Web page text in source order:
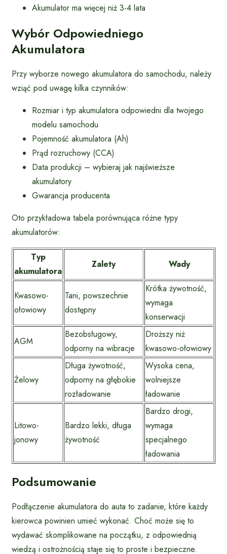
Akumulator ma więcej niż 3-4 lata
Wybór Odpowiedniego
Akumulatora
Przy wyborze nowego akumulatora do samochodu, należy
wziąć pod uwagę kilka czynników:
Rozmiar i typ akumulatora odpowiedni dla twojego
modelu samochodu
Pojemność akumulatora (Ah)
Prąd rozruchowy (CCA)
Data produkcji – wybieraj jak najświeższe
akumulatory
Gwarancja producenta
Oto przykładowa tabela porównująca różne typy
akumulatorów:
Typ
akumulatora
Zalety Wady
Kwasowo-
ołowiowy
Tani, powszechnie
dostępny
Krótka żywotność,
wymaga
konserwacji
AGM
Bezobsługowy,
odporny na wibracje
Droższy niż
kwasowo-ołowiowy
Żelowy
Długa żywotność,
odporny na głębokie
rozładowanie
Wysoka cena,
wolniejsze
ładowanie
Litowo-
jonowy
Bardzo lekki, długa
żywotność
Bardzo drogi,
wymaga
specjalnego
ładowania
Podsumowanie
Podłączenie akumulatora do auta to zadanie, które każdy
kierowca powinien umieć wykonać. Choć może się to
wydawać skomplikowane na początku, z odpowiednią
wiedzą i ostrożnością staje się to proste i bezpieczne.